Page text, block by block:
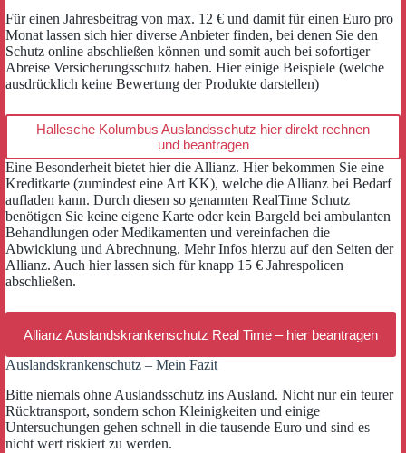
Für einen Jahresbeitrag von max. 12 € und damit für einen Euro pro
Monat lassen sich hier diverse Anbieter finden, bei denen Sie den
Schutz online abschließen können und somit auch bei sofortiger
Abreise Versicherungsschutz haben. Hier einige Beispiele (welche
ausdrücklich keine Bewertung der Produkte darstellen)
Hallesche Kolumbus Auslandsschutz hier direkt rechnen
und beantragen
Eine Besonderheit bietet hier die Allianz. Hier bekommen Sie eine
Kreditkarte (zumindest eine Art KK), welche die Allianz bei Bedarf
aufladen kann. Durch diesen so genannten RealTime Schutz
benötigen Sie keine eigene Karte oder kein Bargeld bei ambulanten
Behandlungen oder Medikamenten und vereinfachen die
Abwicklung und Abrechnung. Mehr Infos hierzu auf den Seiten der
Allianz. Auch hier lassen sich für knapp 15 € Jahrespolicen
abschließen.
Allianz Auslandskrankenschutz Real Time – hier beantragen
Auslandskrankenschutz – Mein Fazit
Bitte niemals ohne Auslandsschutz ins Ausland. Nicht nur ein teurer
Rücktransport, sondern schon Kleinigkeiten und einige
Untersuchungen gehen schnell in die tausende Euro und sind es
nicht wert riskiert zu werden.